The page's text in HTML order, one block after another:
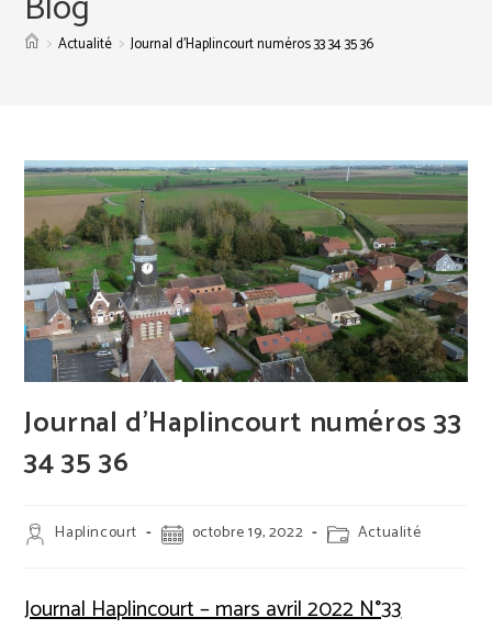
> Actualité > Journal d’Haplincourt numéros 33 34 35 36
Journal d’Haplincourt numéros 33
34 35 36
Auteur/autrice
de
Haplincourt
Publication
publiée :
octobre 19, 2022
Post Actualité
Journal Haplincourt – mars avril 2022 N°33